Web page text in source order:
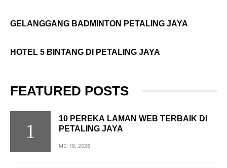
GELANGGANG BADMINTON PETALING JAYA
HOTEL 5 BINTANG DI PETALING JAYA
FEATURED POSTS
10 PEREKA LAMAN WEB TERBAIK DI
PETALING JAYA
MEI 18, 2026